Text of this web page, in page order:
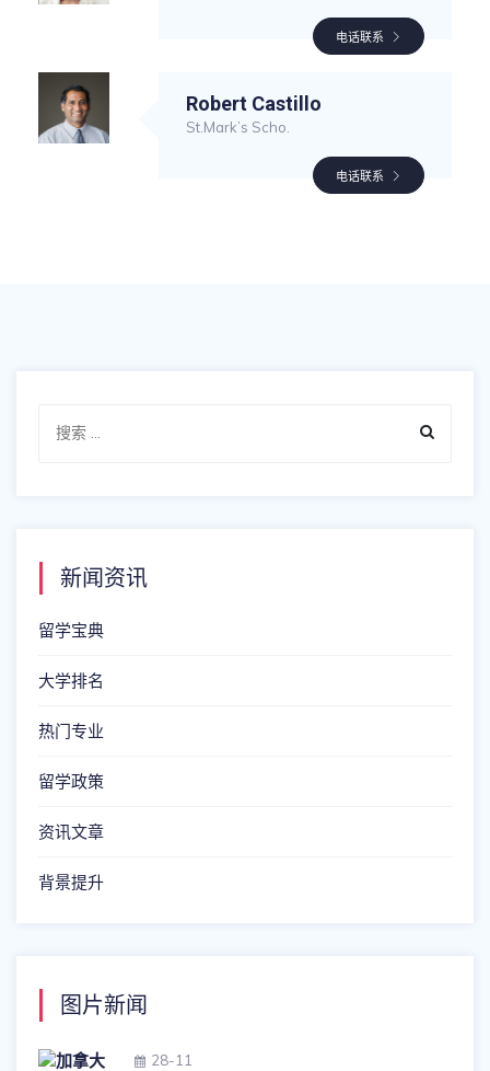
电话联系
Robert Castillo
St.Mark’s Scho.
电话联系
新闻资讯
留学宝典
大学排名
热门专业
留学政策
资讯文章
背景提升
图片新闻
28-11